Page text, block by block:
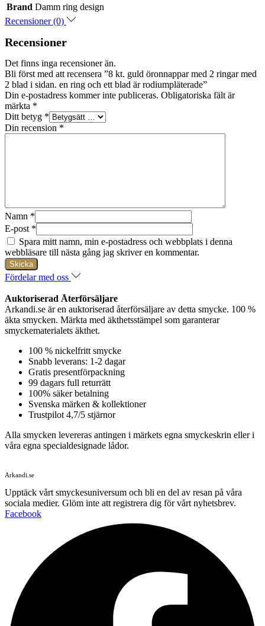
Brand Damm ring design
Recensioner (0)
Recensioner
Det finns inga recensioner än.
Bli först med att recensera ”8 kt. guld öronnappar med 2 ringar med
2 blad i sidan. en ring och ett blad är rodiumpläterade”
Din e-postadress kommer inte publiceras. Obligatoriska fält är
märkta *
Ditt betyg *
Din recension *
Namn *
E-post *
Spara mitt namn, min e-postadress och webbplats i denna
webbläsare till nästa gång jag skriver en kommentar.
Fördelar med oss
Auktoriserad Återförsäljare
Arkandi.se är en auktoriserad återförsäljare av detta smycke. 100 %
äkta smycken. Märkta med äkthetsstämpel som garanterar
smyckematerialets äkthet.
100 % nickelfritt smycke
Snabb leverans: 1-2 dagar
Gratis presentförpackning
99 dagars full returrätt
100% säker betalning
Svenska märken & kollektioner
Trustpilot 4,7/5 stjärnor
Alla smycken levereras antingen i märkets egna smyckeskrin eller i
våra egna specialdesignade lådor.
Arkandi.se
Upptäck vårt smyckesuniversum och bli en del av resan på våra
sociala medier. Glöm inte att registrera dig för vårt nyhetsbrev.
Facebook